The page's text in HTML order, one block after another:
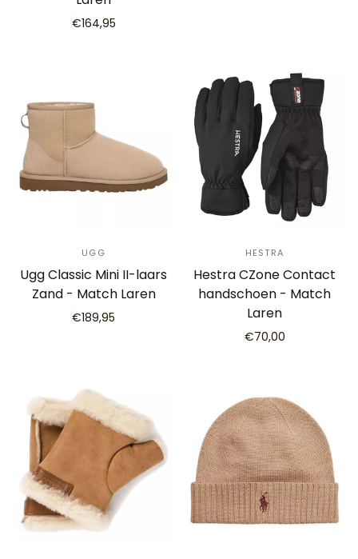
€164,95
UGG
Ugg Classic Mini II-laars
Zand - Match Laren
€189,95
HESTRA
Hestra CZone Contact
handschoen - Match
Laren
€70,00